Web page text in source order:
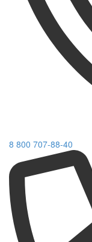
8 800 707-88-40